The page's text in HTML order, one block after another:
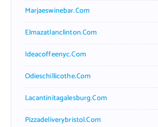
Marjaeswinebar.com
Elmazatlanclinton.com
Ideacoffeenyc.com
Odieschillicothe.com
Lacantinitagalesburg.com
Pizzadeliverybristol.com